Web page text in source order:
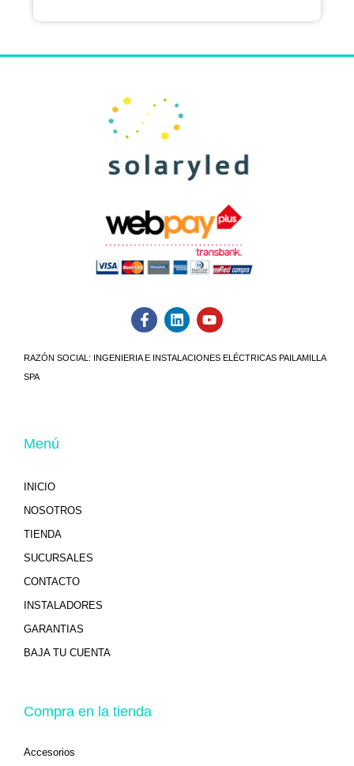
RAZÓN SOCIAL: INGENIERIA E INSTALACIONES ELÉCTRICAS PAILAMILLA
SPA
Menú
INICIO
NOSOTROS
TIENDA
SUCURSALES
CONTACTO
INSTALADORES
GARANTIAS
BAJA TU CUENTA
Compra en la tienda
Accesorios